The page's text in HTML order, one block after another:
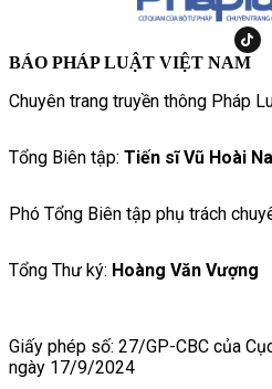
BÁO PHÁP LUẬT VIỆT NAM
Chuyên trang truyền thông Pháp
Tổng Biên tập: Tiến sĩ Vũ Hoài
Phó Tổng Biên tập phụ trách
Tổng Thư ký: Hoàng Văn Vượng
Giấy phép số: 27/GP-CBC của
ngày 17/9/2024